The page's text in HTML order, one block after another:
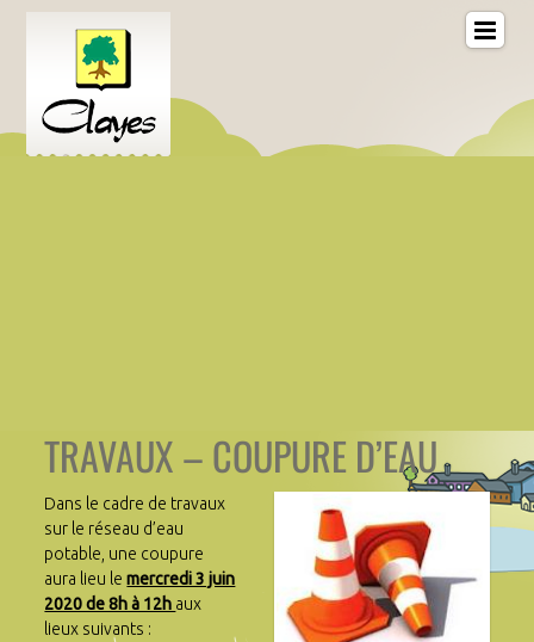
TRAVAUX – COUPURE D’EAU
Dans le cadre de travaux
sur le réseau d’eau
potable, une coupure
aura lieu lemercredi 3 juin
2020 de 8h à 12h aux
lieux suivants :